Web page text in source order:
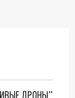
ДРОНЫ"